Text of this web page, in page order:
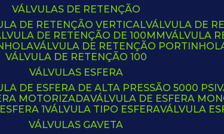
VÁLVULAS DE RETENÇÃO
DE RETENÇÃO VERTICAL VÁLVULA DE
DE RETENÇÃO DE 100MM
VÁLVULA
VÁLVULA DE RETENÇÃO
VÁLVULA DE RETENÇÃO 100
VÁLVULAS ESFERA
DE ESFERA DE ALTA PRESSÃO 5000 PSI
MOTORIZADA VÁLVULA DE ESFERA
1 VÁLVULA TIPO ESFERA VÁLVULA
VÁLVULAS GAVETA